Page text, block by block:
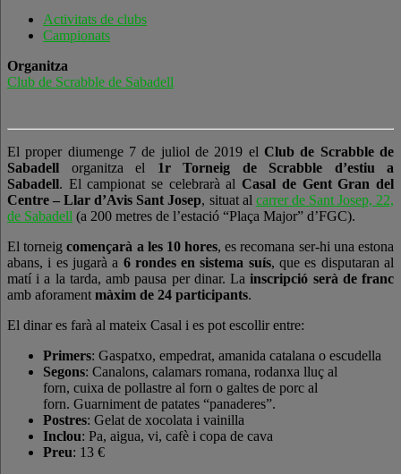
Activitats de clubs
Campionats
Organitza
Club de Scrabble de Sabadell
El proper diumenge 7 de juliol de 2019 el Club de Scrabble de
Sabadell organitza el 1r Torneig de Scrabble d’estiu a
Sabadell. El campionat se celebrarà alCasal de Gent Gran del
Centre – Llar d’Avis Sant Josep, situat al carrer de Sant Josep, 22,
de Sabadell (a 200 metres de l’estació “Plaça Major” d’FGC).
El torneigcomençarà a les 10 hores, es recomana ser-hi una estona
abans, i es jugarà a 6 rondes en sistema suís, que es disputaran al
matí i a la tarda, amb pausa per dinar. Lainscripció serà de franc
amb aforamentmàxim de 24 participants.
El dinar es farà al mateix Casal i es pot escollir entre:
Primers: Gaspatxo, empedrat, amanida catalana o escudella
Segons: Canalons, calamars romana, rodanxa lluç al
forn, cuixa de pollastre al forn o galtes de porc al
forn. Guarniment de patates “panaderes”.
Postres: Gelat de xocolata i vainilla
Inclou: Pa, aigua, vi, cafè i copa de cava
Preu: 13 €